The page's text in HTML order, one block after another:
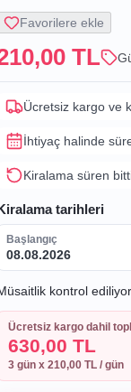
Favorilere ekle
TL
Ücretsiz kargo ve
İhtiyaç halinde
Kiralama süren
tarihleri
Başlangıç
08.08.2026
kontrol
Ücretsiz kargo dahil
630,00 TL
3 gün x 210,00 TL / gün